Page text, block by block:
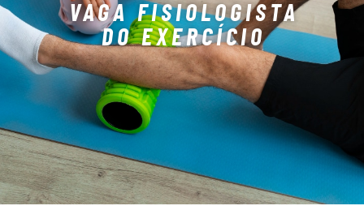
VAGA FISIOLOGISTA
DO EXERCÍCIO